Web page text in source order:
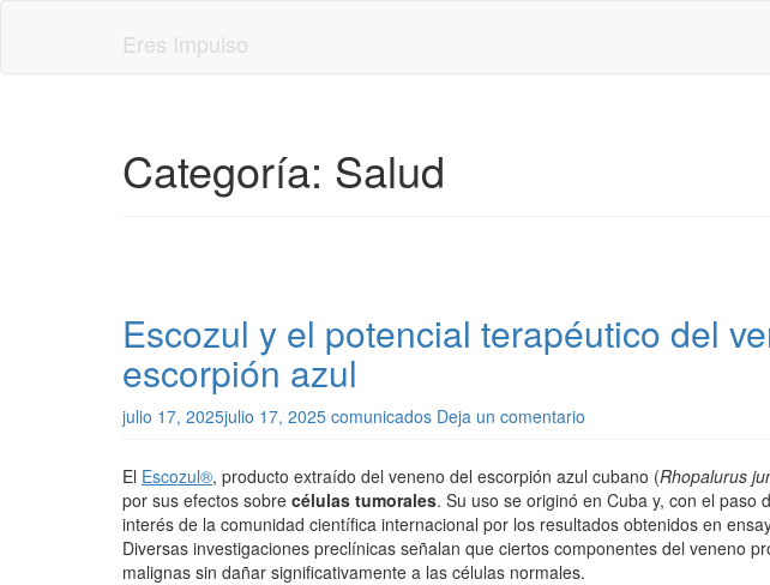
Eres Impulso
Categoría: Salud
Escozul y el potencial terapéutico del
escorpión azul
julio 17, 2025julio 17, 2025 comunicados Deja un comentario
El Escozul®, producto extraído del veneno del escorpión azul cubano (Rhopalurus
por sus efectos sobre células tumorales. Su uso se originó en Cuba y, con el paso
interés de la comunidad científica internacional por los resultados obtenidos en
Diversas investigaciones preclínicas señalan que ciertos componentes del veneno
malignas sin dañar significativamente a las células normales.